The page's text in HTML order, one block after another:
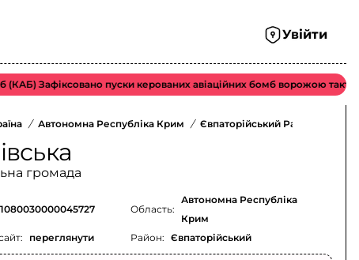
Увійти
Зафіксовано пуски керованих авіаційних бомб ворожою
/ Автономна Республіка Крим / Євпаторійський Район
громада
переглянути
Область:
Автономна Республіка
Крим
Район: Євпаторійський